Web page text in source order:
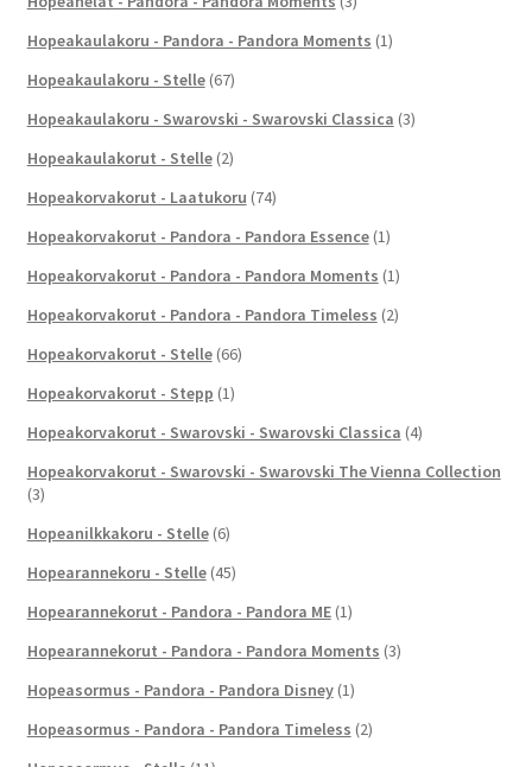
Hopeakaulakoru - Pandora - Pandora Moments (1)
Hopeakaulakoru - Stelle (67)
Hopeakaulakoru - Swarovski - Swarovski Classica (3)
Hopeakaulakorut - Stelle (2)
Hopeakorvakorut - Laatukoru (74)
Hopeakorvakorut - Pandora - Pandora Essence (1)
Hopeakorvakorut - Pandora - Pandora Moments (1)
Hopeakorvakorut - Pandora - Pandora Timeless (2)
Hopeakorvakorut - Stelle (66)
Hopeakorvakorut - Stepp (1)
Hopeakorvakorut - Swarovski - Swarovski Classica (4)
Hopeakorvakorut - Swarovski - Swarovski The Vienna Collection
(3)
Hopeanilkkakoru - Stelle (6)
Hopearannekoru - Stelle (45)
Hopearannekorut - Pandora - Pandora ME (1)
Hopearannekorut - Pandora - Pandora Moments (3)
Hopeasormus - Pandora - Pandora Disney (1)
Hopeasormus - Pandora - Pandora Timeless (2)